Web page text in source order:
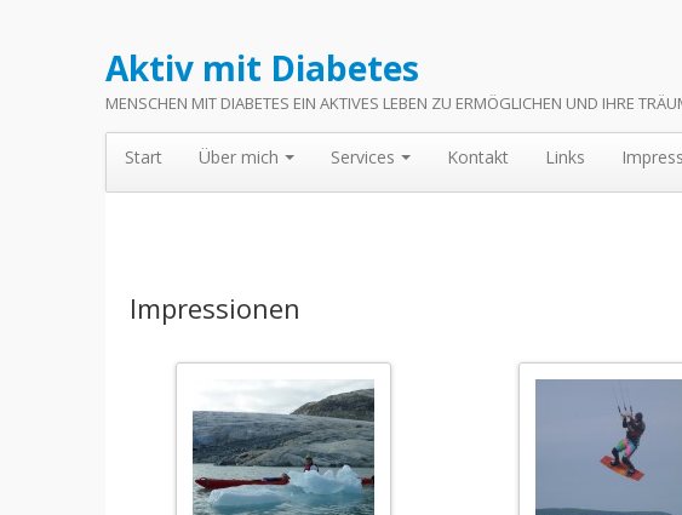
Aktiv mit Diabetes
MENSCHEN MIT DIABETES EIN AKTIVES LEBEN ZU ERMÖGLICHEN UND IHRE
Start Über mich Services Kontakt Links
Impressionen